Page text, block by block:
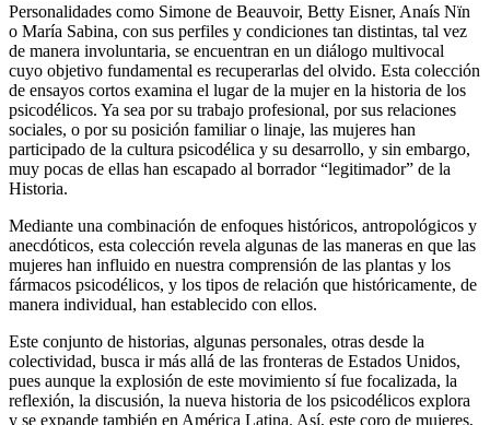
Personalidades como Simone de Beauvoir, Betty Eisner, Anaís Nïn
o María Sabina, con sus perfiles y condiciones tan distintas, tal vez
de manera involuntaria, se encuentran en un diálogo multivocal
cuyo objetivo fundamental es recuperarlas del olvido. Esta colección
de ensayos cortos examina el lugar de la mujer en la historia de los
psicodélicos. Ya sea por su trabajo profesional, por sus relaciones
sociales, o por su posición familiar o linaje, las mujeres han
participado de la cultura psicodélica y su desarrollo, y sin embargo,
muy pocas de ellas han escapado al borrador “legitimador” de la
Historia.
Mediante una combinación de enfoques históricos, antropológicos y
anecdóticos, esta colección revela algunas de las maneras en que las
mujeres han influido en nuestra comprensión de las plantas y los
fármacos psicodélicos, y los tipos de relación que históricamente, de
manera individual, han establecido con ellos.
Este conjunto de historias, algunas personales, otras desde la
colectividad, busca ir más allá de las fronteras de Estados Unidos,
pues aunque la explosión de este movimiento sí fue focalizada, la
reflexión, la discusión, la nueva historia de los psicodélicos explora
y se expande también en América Latina. Así, este coro de mujeres,